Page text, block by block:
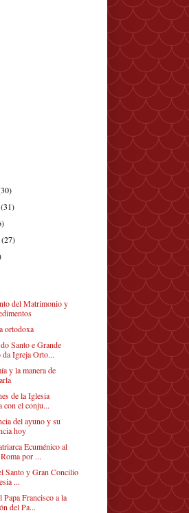
(31)
(27)
del Matrimonio y
ortodoxa
Santo e Grande
Igreja Orto...
y la manera de
de la Iglesia
con el conju...
del ayuno y su
hoy
Ecuménico al
por ...
Santo y Gran Concilio
...
Papa Francisco a la
del Pa...